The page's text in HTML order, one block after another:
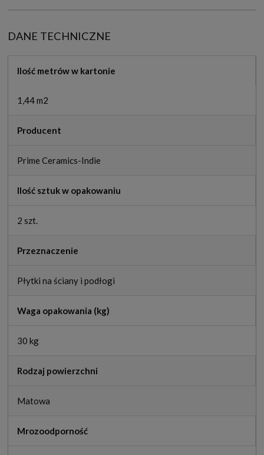
DANE TECHNICZNE
Ilość metrów w kartonie
1,44 m2
Producent
Prime Ceramics-Indie
Ilość sztuk w opakowaniu
2 szt.
Przeznaczenie
Płytki na ściany i podłogi
Waga opakowania (kg)
30 kg
Rodzaj powierzchni
Matowa
Mrozoodporność